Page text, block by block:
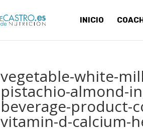
INICIO
vegetable-white-
pistachio-almond-
beverage-product-
vitamin-d-calcium-